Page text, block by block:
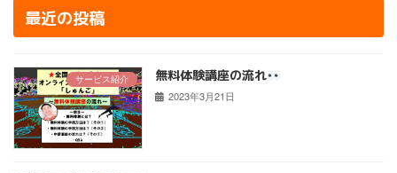
最近の投稿
サービス紹介 無料体験講座の流れ
2023年3月21日